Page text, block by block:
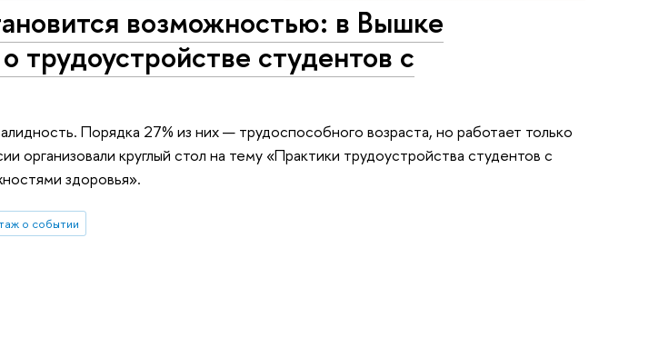
возможностью: в Вышке
трудоустройстве студентов с
Порядка 27% из них — трудоспособного возраста, но работает только
круглый стол на тему «Практики трудоустройства студентов с
здоровья».
о событии